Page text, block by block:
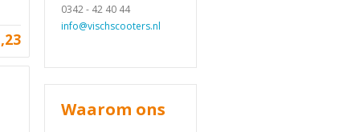
0342 - 42 40 44
info@vischscooters.nl
Waarom ons